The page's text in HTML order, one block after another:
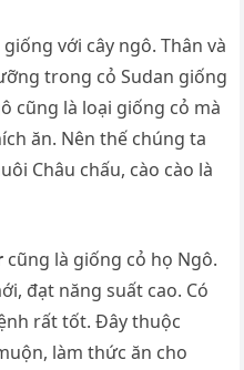
với cây ngô. Thân và
trong cỏ Sudan giống
cũng là loại giống cỏ mà
ăn. Nên thế chúng ta
Châu chấu, cào cào là
cũng là giống cỏ họ Ngô.
đạt năng suất cao. Có
rất tốt. Đây thuộc
làm thức ăn cho